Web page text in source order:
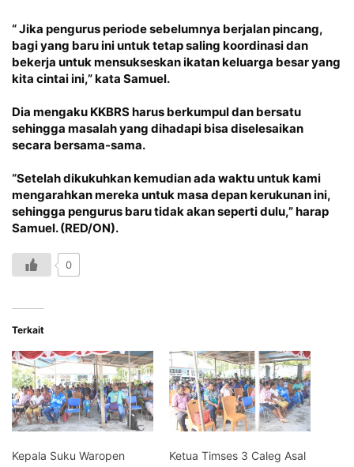
“ Jika pengurus periode sebelumnya berjalan pincang,
bagi yang baru ini untuk tetap saling koordinasi dan
bekerja untuk mensukseskan ikatan keluarga besar yang
kita cintai ini,” kata Samuel.
Dia mengaku KKBRS harus berkumpul dan bersatu
sehingga masalah yang dihadapi bisa diselesaikan
secara bersama-sama.
“Setelah dikukuhkan kemudian ada waktu untuk kami
mengarahkan mereka untuk masa depan kerukunan ini,
sehingga pengurus baru tidak akan seperti dulu,” harap
Samuel. (RED/ON).
0
Terkait
Kepala Suku Waropen
Ketua Timses 3 Caleg Asal